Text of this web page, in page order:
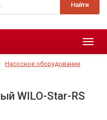
Найти
Меню
Насосное оборудование